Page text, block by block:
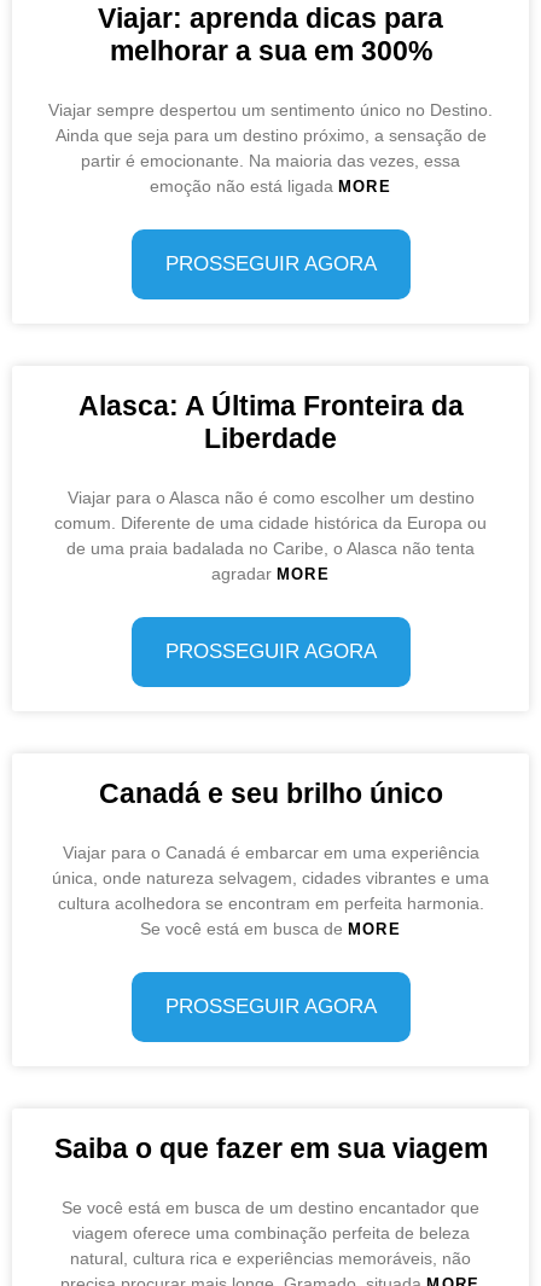
Viajar: aprenda dicas para
melhorar a sua em 300%
Viajar sempre despertou um sentimento único no Destino.
Ainda que seja para um destino próximo, a sensação de
partir é emocionante. Na maioria das vezes, essa
emoção não está ligada MORE
PROSSEGUIR AGORA
Alasca: A Última Fronteira da
Liberdade
Viajar para o Alasca não é como escolher um destino
comum. Diferente de uma cidade histórica da Europa ou
de uma praia badalada no Caribe, o Alasca não tenta
agradar MORE
PROSSEGUIR AGORA
Canadá e seu brilho único
Viajar para o Canadá é embarcar em uma experiência
única, onde natureza selvagem, cidades vibrantes e uma
cultura acolhedora se encontram em perfeita harmonia.
Se você está em busca de MORE
PROSSEGUIR AGORA
Saiba o que fazer em sua viagem
Se você está em busca de um destino encantador que
viagem oferece uma combinação perfeita de beleza
natural, cultura rica e experiências memoráveis, não